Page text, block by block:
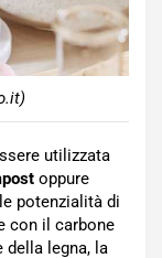
utilizzata
oppure
potenzialità di
con il carbone
della legna, la